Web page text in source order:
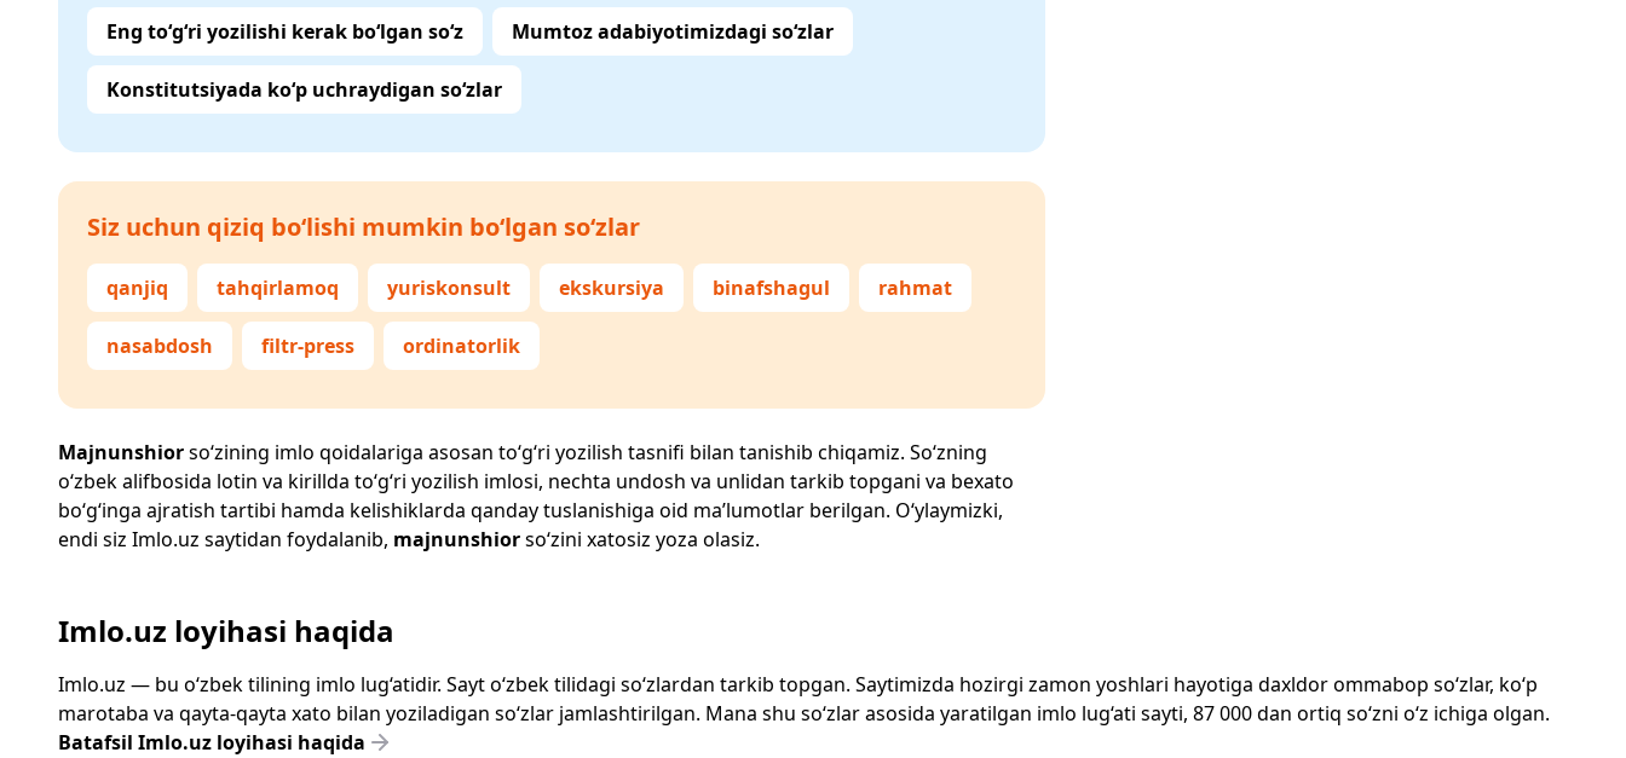
Eng to‘g‘ri yozilishi kerak bo‘lgan so‘z Mumtoz adabiyotimizdagi so‘zlar
Konstitutsiyada ko‘p uchraydigan so‘zlar
Siz uchun qiziq bo‘lishi mumkin bo‘lgan so‘zlar
qanjiq tahqirlamoq yuriskonsult ekskursiya binafshagul rahmat
nasabdosh filtr-press ordinatorlik
Majnunshiorso‘zining imlo qoidalariga asosan to‘g‘ri yozilish tasnifi bilan tanishib chiqamiz. So‘zning
o‘zbek alifbosida lotin va kirillda to‘g‘ri yozilish imlosi, nechta undosh va unlidan tarkib topgani va bexato
bo‘g‘inga ajratish tartibi hamda kelishiklarda qanday tuslanishiga oid ma’lumotlar berilgan. O‘ylaymizki,
endi siz Imlo.uz saytidan foydalanib, majnunshiorso‘zini xatosiz yoza olasiz.
Imlo.uz loyihasi haqida
Imlo.uz — bu o‘zbek tilining imlo lug‘atidir. Sayt o‘zbek tilidagi so‘zlardan tarkib topgan. Saytimizda hozirgi zamon yoshlari hayotiga daxldor ommabop so‘zlar, ko‘p
marotaba va qayta-qayta xato bilan yoziladigan so‘zlar jamlashtirilgan. Mana shu so‘zlar asosida yaratilgan imlo lug‘ati sayti, 87 000 dan ortiq so‘zni o‘z ichiga olgan.
Batafsil Imlo.uz loyihasi haqida